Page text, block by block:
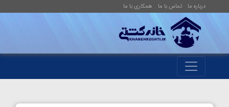
درباره ما تماس با ما همکاری با ما